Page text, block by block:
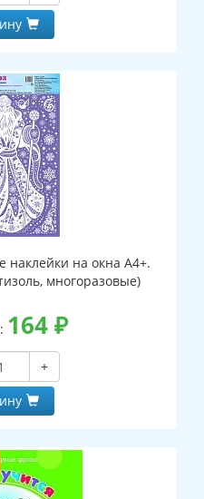
наклейки на окна А4+.
многоразовые)
164₽
+